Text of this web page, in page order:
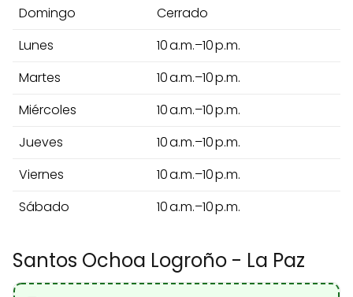
Domingo
Cerrado
Lunes
10 a.m.–10 p.m.
Martes
10 a.m.–10 p.m.
Miércoles
10 a.m.–10 p.m.
Jueves
10 a.m.–10 p.m.
Viernes
10 a.m.–10 p.m.
Sábado
10 a.m.–10 p.m.
Santos Ochoa Logroño - La Paz